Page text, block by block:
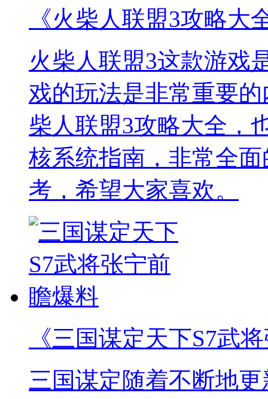
《火柴人联盟3攻略大
火柴人联盟3这款游戏
戏的玩法是非常重要
柴人联盟3攻略大全，
核系统指南，非常全
考，希望大家喜欢。
《三国谋定天下S7武
三国谋定随着不断地